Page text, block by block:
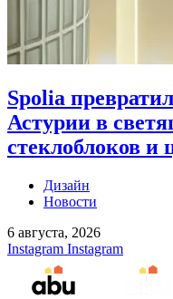
Spolia
Астурии в
стеклоблоков и
Дизайн
Новости
6 августа, 2026
Instagram Instagram